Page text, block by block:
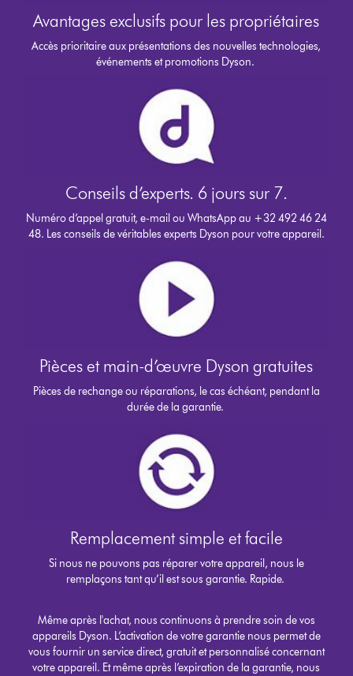
Avantages exclusifs pour les propriétaires
Accès prioritaire aux présentations des nouvelles technologies,
événements et promotions Dyson.
Conseils d’experts. 6 jours sur 7.
Numéro d’appel gratuit, e-mail ou WhatsApp au +32 492 46 24
48. Les conseils de véritables experts Dyson pour votre appareil.
Pièces et main-d’œuvre Dyson gratuites
Pièces de rechange ou réparations, le cas échéant, pendant la
durée de la garantie.
Remplacement simple et facile
Si nous ne pouvons pas réparer votre appareil, nous le
remplaçons tant qu’il est sous garantie. Rapide.
Même après l'achat, nous continuons à prendre soin de vos
appareils Dyson. L’activation de votre garantie nous permet de
vous fournir un service direct, gratuit et personnalisé concernant
votre appareil. Et même après l’expiration de la garantie, nous